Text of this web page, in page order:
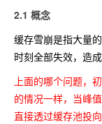
2.1 概念
缓存雪崩是指大量
时刻全部失效，造
上面的哪个问题，
的情况一样，当峰
直接透过缓存池投